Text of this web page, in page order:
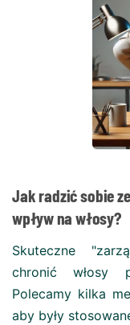
Jak radzić sobie
wpływ na włosy?
Skuteczne
chronić włosy
Polecamy kilka
aby były